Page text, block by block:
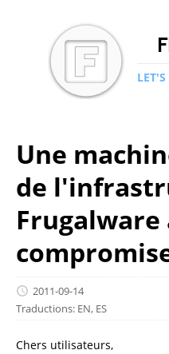
Une
de
Frugalware
2011-09-14
Traductions: EN, ES
Chers utilisateurs,